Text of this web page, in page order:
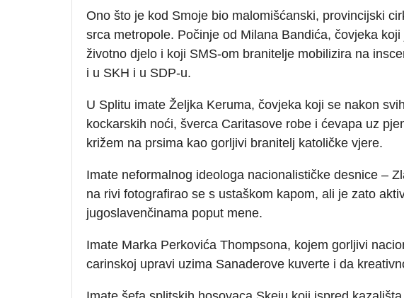
Ono što je kod Smoje bio malomišćanski, provincijski
srca metropole. Počinje od Milana Bandića, čovjeka
životno djelo i koji SMS-om branitelje mobilizira na
i u SKH i u SDP-u.
U Splitu imate Željka Keruma, čovjeka koji se nakon
kockarskih noći, šverca Caritasove robe i ćevapa uz
križem na prsima kao gorljivi branitelj katoličke vjere.
Imate neformalnog ideologa nacionalističke desnice –
na rivi fotografirao se s ustaškom kapom, ali je zato
jugoslavenčinama poput mene.
Imate Marka Perkovića Thompsona, kojem gorljivi
carinskoj upravi uzima Sanaderove kuverte i da